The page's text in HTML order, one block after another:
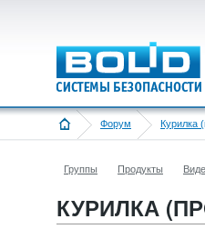
Форум Курилка
Группы Продукты
КУРИЛКА